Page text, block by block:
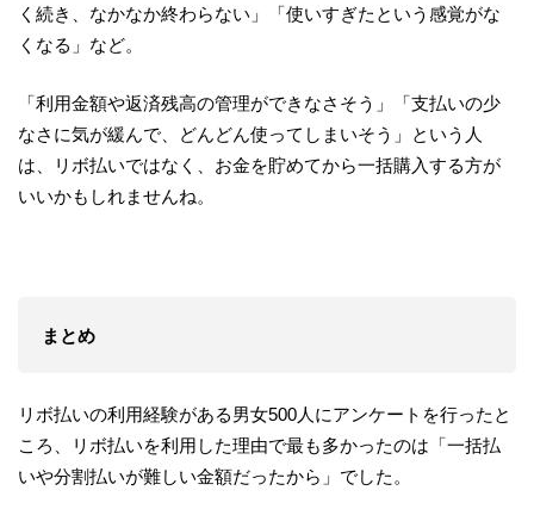
く続き、なかなか終わらない」「使いすぎたという感覚がな
くなる」など。
「利用金額や返済残高の管理ができなさそう」「支払いの少
なさに気が緩んで、どんどん使ってしまいそう」という人
は、リボ払いではなく、お金を貯めてから一括購入する方が
いいかもしれませんね。
まとめ
リボ払いの利用経験がある男女500人にアンケートを行ったと
ころ、リボ払いを利用した理由で最も多かったのは「一括払
いや分割払いが難しい金額だったから」でした。